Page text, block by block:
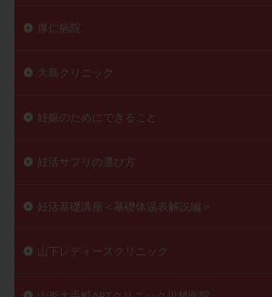
厚仁病院
大島クリニック
妊娠のためにできること
妊活サプリの選び方
妊活基礎講座＜基礎体温表解説編＞
山下レディースクリニック